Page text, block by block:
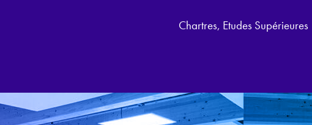
Chartres, Etudes Supérieures